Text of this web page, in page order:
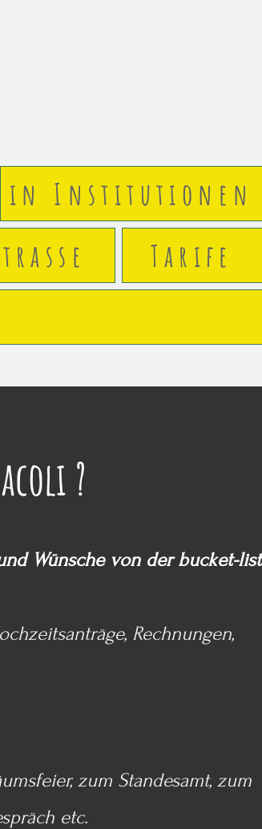
in Institutionen
Tarife
?
Wünsche von der bucket-list
Rechnungen,
zum Standesamt, zum
etc.